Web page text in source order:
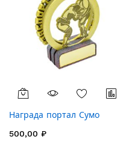
Награда портал Сумо
500,00 ₽